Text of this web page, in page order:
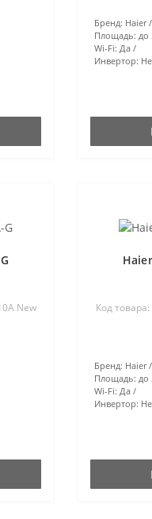
Бренд: Haier
Площадь: до
Wi-Fi: Да
Инвертор:
New Код
Бренд: Haier
Площадь: до
Wi-Fi: Да
Инвертор: